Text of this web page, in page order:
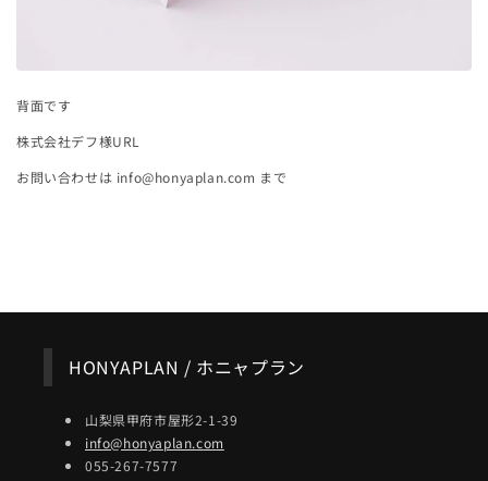
背面です
株式会社デフ様URL
お問い合わせは info@honyaplan.com まで
HONYAPLAN / ホニャプラン
山梨県甲府市屋形2-1-39
info@honyaplan.com
055-267-7577